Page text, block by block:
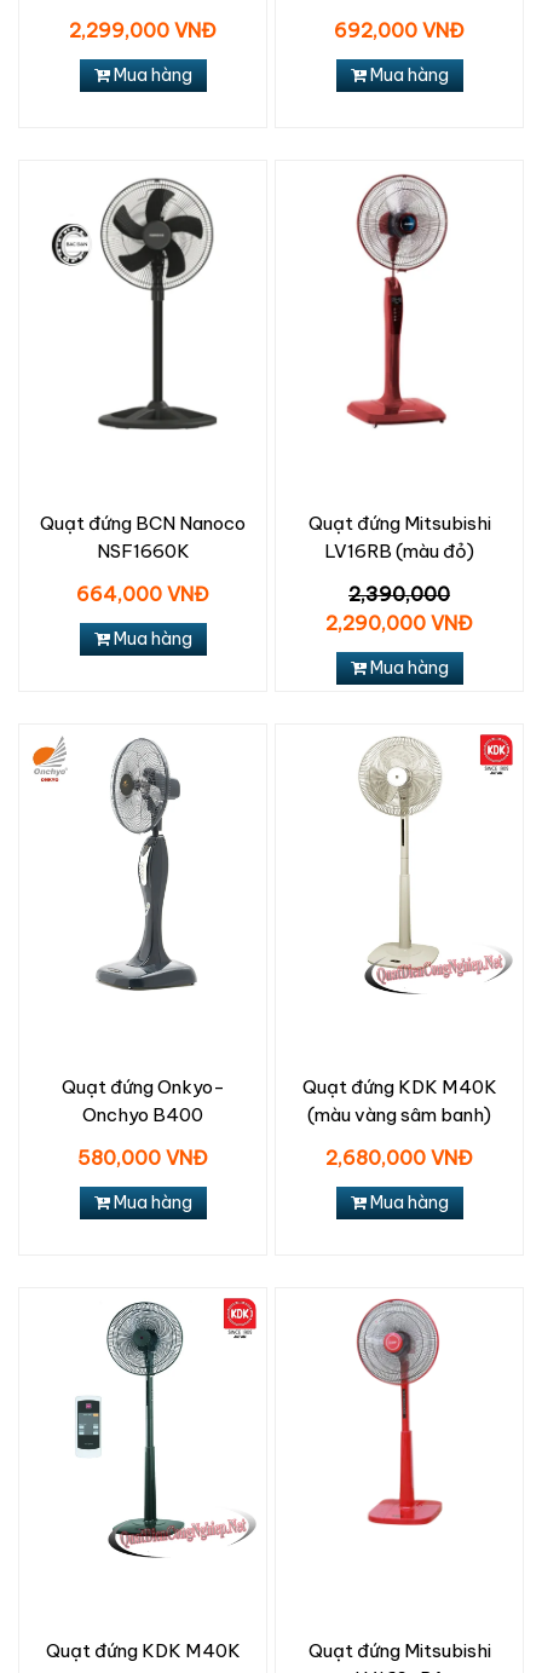
2,299,000 VNĐ
Mua hàng
692,000 VNĐ
Mua hàng
Quạt đứng BCN Nanoco
NSF1660K
664,000 VNĐ
Mua hàng
Quạt đứng Mitsubishi
LV16RB (màu đỏ)
2,390,000
2,290,000 VNĐ
Mua hàng
Quạt đứng Onkyo-
Onchyo B400
580,000 VNĐ
Mua hàng
Quạt đứng KDK M40K
(màu vàng sâm banh)
2,680,000 VNĐ
Mua hàng
Quạt đứng KDK M40K
Quạt đứng Mitsubishi